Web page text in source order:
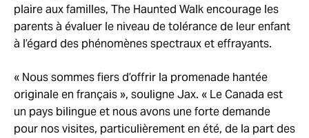
plaire aux familles, The Haunted Walk encourage les
parents à évaluer le niveau de tolérance de leur enfant
à l’égard des phénomènes spectraux et effrayants.
« Nous sommes fiers d’offrir la promenade hantée
originale en français », souligne Jax. « Le Canada est
un pays bilingue et nous avons une forte demande
pour nos visites, particulièrement en été, de la part des